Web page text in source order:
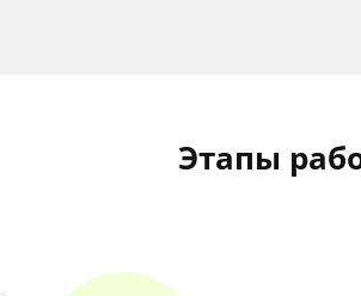
Этапы